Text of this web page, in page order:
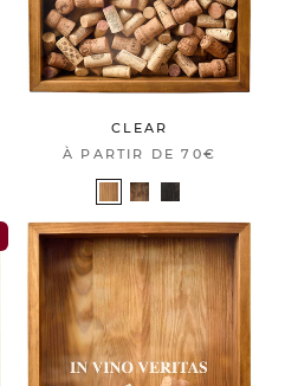
CLEAR
À PARTIR DE70€